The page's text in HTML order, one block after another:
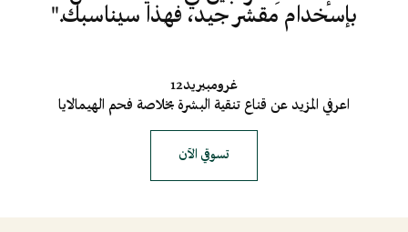
بإسخدام مقشر جيد، فهذا سيناسبك."
غرومبيريد12
اعرفي المزيد عن قناع تنقية البشرة بخلاصة فحم الهيمالايا
تسوقي الآن